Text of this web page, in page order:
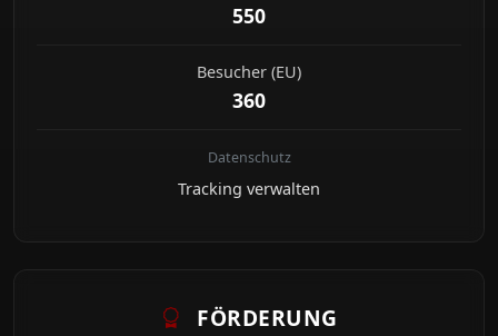
550
Besucher (EU)
360
Datenschutz
Tracking verwalten
FÖRDERUNG